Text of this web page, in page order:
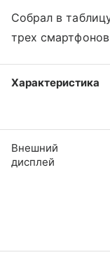
Собрал в
трех
Характеристика
Внешний
дисплей